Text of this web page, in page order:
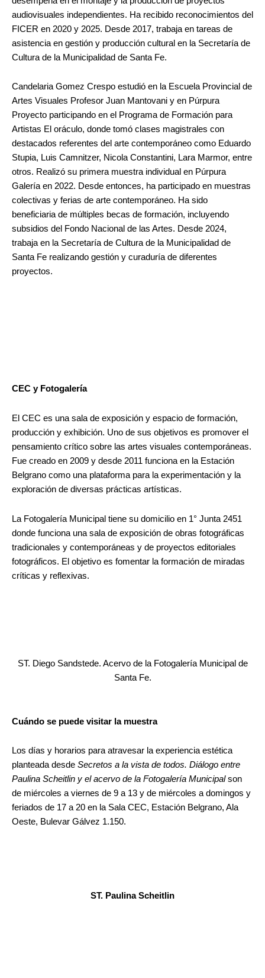
audiovisuales independientes. Ha recibido reconocimientos del
FICER en 2020 y 2025. Desde 2017, trabaja en tareas de
asistencia en gestión y producción cultural en la Secretaría de
Cultura de la Municipalidad de Santa Fe.
Candelaria Gomez Crespo estudió en la Escuela Provincial de
Artes Visuales Profesor Juan Mantovani y en Púrpura
Proyecto participando en el Programa de Formación para
Artistas El oráculo, donde tomó clases magistrales con
destacados referentes del arte contemporáneo como Eduardo
Stupia, Luis Camnitzer, Nicola Constantini, Lara Marmor, entre
otros. Realizó su primera muestra individual en Púrpura
Galería en 2022. Desde entonces, ha participado en muestras
colectivas y ferias de arte contemporáneo. Ha sido
beneficiaria de múltiples becas de formación, incluyendo
subsidios del Fondo Nacional de las Artes. Desde 2024,
trabaja en la Secretaría de Cultura de la Municipalidad de
Santa Fe realizando gestión y curaduría de diferentes
proyectos.
CEC y Fotogalería
El CEC es una sala de exposición y espacio de formación,
producción y exhibición. Uno de sus objetivos es promover el
pensamiento crítico sobre las artes visuales contemporáneas.
Fue creado en 2009 y desde 2011 funciona en la Estación
Belgrano como una plataforma para la experimentación y la
exploración de diversas prácticas artísticas.
La Fotogalería Municipal tiene su domicilio en 1° Junta 2451
donde funciona una sala de exposición de obras fotográficas
tradicionales y contemporáneas y de proyectos editoriales
fotográficos. El objetivo es fomentar la formación de miradas
críticas y reflexivas.
ST. Diego Sandstede. Acervo de la Fotogalería Municipal de
Santa Fe.
Cuándo se puede visitar la muestra
Los días y horarios para atravesar la experiencia estética
planteada desde Secretos a la vista de todos. Diálogo entre
Paulina Scheitlin y el acervo de la Fotogalería Municipalson
de miércoles a viernes de 9 a 13 y de miércoles a domingos y
feriados de 17 a 20 en la Sala CEC, Estación Belgrano, Ala
Oeste, Bulevar Gálvez 1.150.
ST. Paulina Scheitlin